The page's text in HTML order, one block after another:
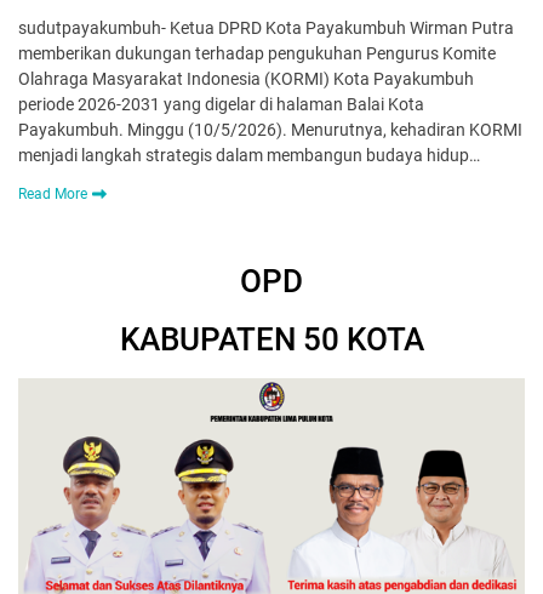
sudutpayakumbuh- Ketua DPRD Kota Pa­yakumbuh Wirman Putra
memberikan dukungan terhadap pengukuhan Pe­ngurus Komite
Olahraga Masyarakat Indonesia (KORMI) Kota Payakumbuh
periode 2026-2031 yang digelar di halaman Balai Kota
Payakumbuh. Minggu (10/5/2026). Menurutnya, kehadiran KORMI
menjadi langkah stra­tegis dalam membangun budaya hidup…
Read More
OPD
KABUPATEN 50 KOTA